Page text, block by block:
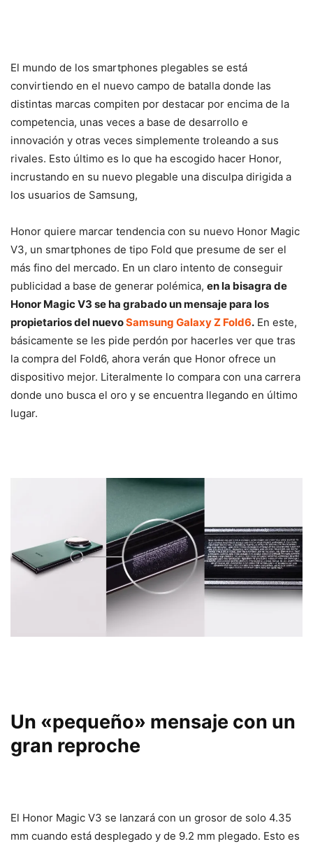
El mundo de los smartphones plegables se está
convirtiendo en el nuevo campo de batalla donde las
distintas marcas compiten por destacar por encima de la
competencia, unas veces a base de desarrollo e
innovación y otras veces simplemente troleando a sus
rivales. Esto último es lo que ha escogido hacer Honor,
incrustando en su nuevo plegable una disculpa dirigida a
los usuarios de Samsung,
Honor quiere marcar tendencia con su nuevo Honor Magic
V3, un smartphones de tipo Fold que presume de ser el
más fino del mercado. En un claro intento de conseguir
publicidad a base de generar polémica, en la bisagra de
Honor Magic V3 se ha grabado un mensaje para los
propietarios del nuevoSamsung Galaxy Z Fold6. En este,
básicamente se les pide perdón por hacerles ver que tras
la compra del Fold6, ahora verán que Honor ofrece un
dispositivo mejor. Literalmente lo compara con una carrera
donde uno busca el oro y se encuentra llegando en último
lugar.
Un «pequeño» mensaje con un
gran reproche
El Honor Magic V3 se lanzará con un grosor de solo 4.35
mm cuando está desplegado y de 9.2 mm plegado. Esto es